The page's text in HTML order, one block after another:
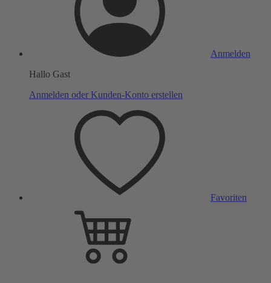
Anmelden
Hallo Gast
Anmelden oder Kunden-Konto erstellen
Favoriten